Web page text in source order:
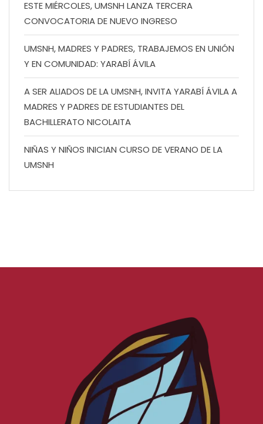
ESTE MIÉRCOLES, UMSNH LANZA TERCERA
CONVOCATORIA DE NUEVO INGRESO
UMSNH, MADRES Y PADRES, TRABAJEMOS EN UNIÓN
Y EN COMUNIDAD: YARABÍ ÁVILA
A SER ALIADOS DE LA UMSNH, INVITA YARABÍ ÁVILA A
MADRES Y PADRES DE ESTUDIANTES DEL
BACHILLERATO NICOLAITA
NIÑAS Y NIÑOS INICIAN CURSO DE VERANO DE LA
UMSNH